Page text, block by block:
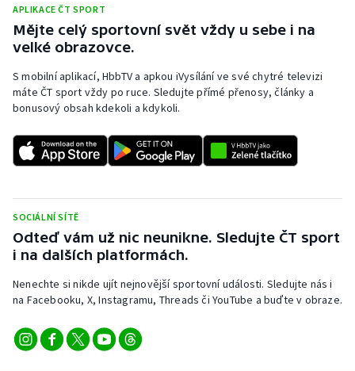
Short track
Sportovní střelba
Stolní tenis
Veslování
Vodní slalom
Volejbal
Ostatní
APLIKACE ČT SPORT
Mějte celý sportovní svět vždy u sebe i na
velké obrazovce.
S mobilní aplikací, HbbTV a apkou iVysílání ve své chytré televizi
máte ČT sport vždy po ruce. Sledujte přímé přenosy, články a
bonusový obsah kdekoli a kdykoli.
SOCIÁLNÍ SÍTĚ
Odteď vám už nic neunikne. Sledujte ČT sport
i na dalších platformách.
Nenechte si nikde ujít nejnovější sportovní události. Sledujte nás i
na Facebooku, X, Instagramu, Threads či YouTube a buďte v obraze.